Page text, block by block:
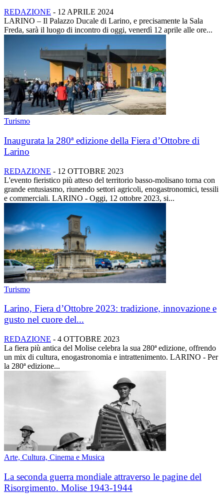
REDAZIONE - 12 APRILE 2024
LARINO – Il Palazzo Ducale di Larino, e precisamente la Sala
Freda, sarà il luogo di incontro di oggi, venerdì 12 aprile alle ore...
Turismo
Inaugurata la 280ª edizione della Fiera d’Ottobre di
Larino
REDAZIONE - 12 OTTOBRE 2023
L'evento fieristico più atteso del territorio basso-molisano torna con
grande entusiasmo, riunendo settori agricoli, enogastronomici, tessili
e commerciali. LARINO - Oggi, 12 ottobre 2023, si...
Turismo
Larino, Fiera d’Ottobre 2023: tradizione, innovazione e
gusto nel cuore del...
REDAZIONE - 4 OTTOBRE 2023
La fiera più antica del Molise celebra la sua 280ª edizione, offrendo
un mix di cultura, enogastronomia e intrattenimento. LARINO - Per
la 280ª edizione...
Arte, Cultura, Cinema e Musica
La seconda guerra mondiale attraverso le pagine del
Risorgimento. Molise 1943-1944